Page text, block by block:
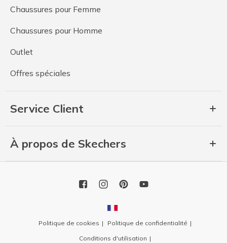
Chaussures pour Femme
Chaussures pour Homme
Outlet
Offres spéciales
Service Client
À propos de Skechers
Politique de cookies
Politique de confidentialité
Conditions d'utilisation